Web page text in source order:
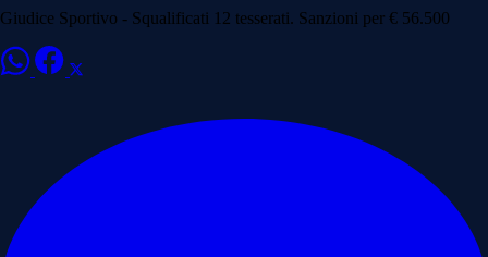
Giudice Sportivo - Squalificati 12 tesserati. Sanzioni per € 56.500